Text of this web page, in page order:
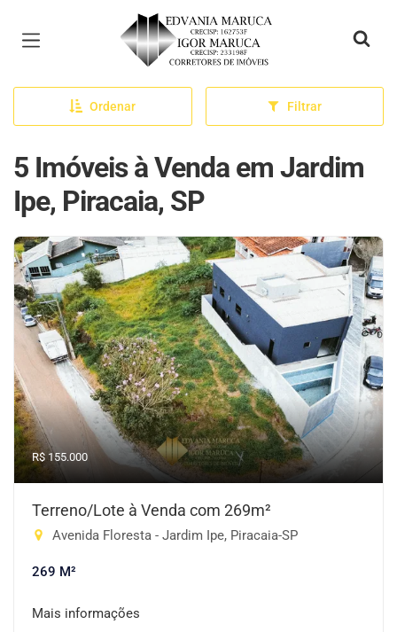
Página inicial
Ordenar Filtrar
5 Imóveis à Venda em Jardim
Ipe, Piracaia, SP
R$ 155.000
Terreno/Lote à Venda com 269m²
Avenida Floresta - Jardim Ipe, Piracaia-SP
269 M²
Mais informações